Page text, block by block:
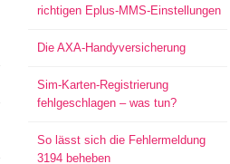
richtigen Eplus-MMS-Einstellungen
Die AXA-Handyversicherung
Sim-Karten-Registrierung
fehlgeschlagen – was tun?
So lässt sich die Fehlermeldung
3194 beheben